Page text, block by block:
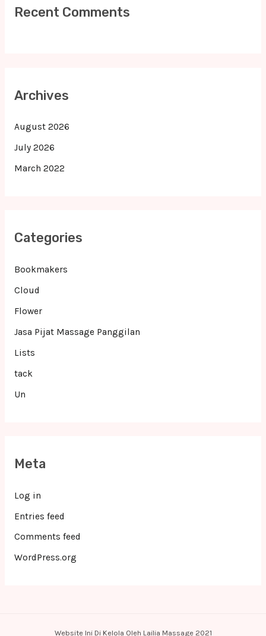
Recent Comments
Archives
August 2026
July 2026
March 2022
Categories
Bookmakers
Cloud
Flower
Jasa Pijat Massage Panggilan
Lists
tack
Un
Meta
Log in
Entries feed
Comments feed
WordPress.org
Website Ini Di Kelola Oleh Lailia Massage 2021